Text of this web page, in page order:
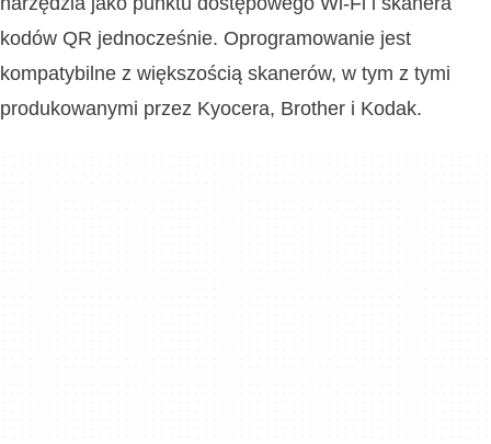
kodów QR jednocześnie. Oprogramowanie jest
kompatybilne z większością skanerów, w tym z tymi
produkowanymi przez Kyocera, Brother i Kodak.